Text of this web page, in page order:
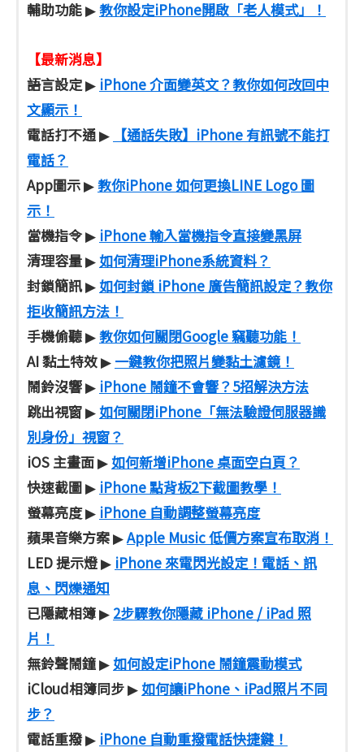
輔助功能▶教你設定iPhone開啟「老人模式」！
【最新消息】
語言設定▶ iPhone 介面變英文？教你如何改回中
文顯示！
電話打不通▶
【通話失敗】iPhone 有訊號不能打
電話？
App圖示▶教你iPhone 如何更換LINE Logo 圖
示！
當機指令▶ iPhone 輸入當機指令直接變黑屏
清理容量▶如何清理iPhone系統資料？
封鎖簡訊▶如何封鎖 iPhone 廣告簡訊設定？教你
拒收簡訊方法！
手機偷聽▶教你如何關閉Google 竊聽功能！
AI 黏土特效▶ 一鍵教你把照片變黏土濾鏡！
鬧鈴沒響▶ iPhone 鬧鐘不會響？5招解決方法
跳出視窗▶如何關閉iPhone「無法驗證伺服器識
別身份」視窗？
iOS 主畫面▶如何新增iPhone 桌面空白頁？
快速截圖▶ iPhone 點背板2下截圖教學！
螢幕亮度▶ iPhone 自動調整螢幕亮度
蘋果音樂方案▶Apple Music 低價方案宣布取消！
LED 提示燈▶ iPhone 來電閃光設定！電話、訊
息、閃爍通知
已隱藏相簿▶ 2步驟教你隱藏 iPhone / iPad 照
片！
無鈴聲鬧鐘▶如何設定iPhone 鬧鐘震動模式
iCloud相簿同步▶如何讓iPhone、iPad照片不同
步？
電話重撥▶ iPhone 自動重撥電話快捷鍵！